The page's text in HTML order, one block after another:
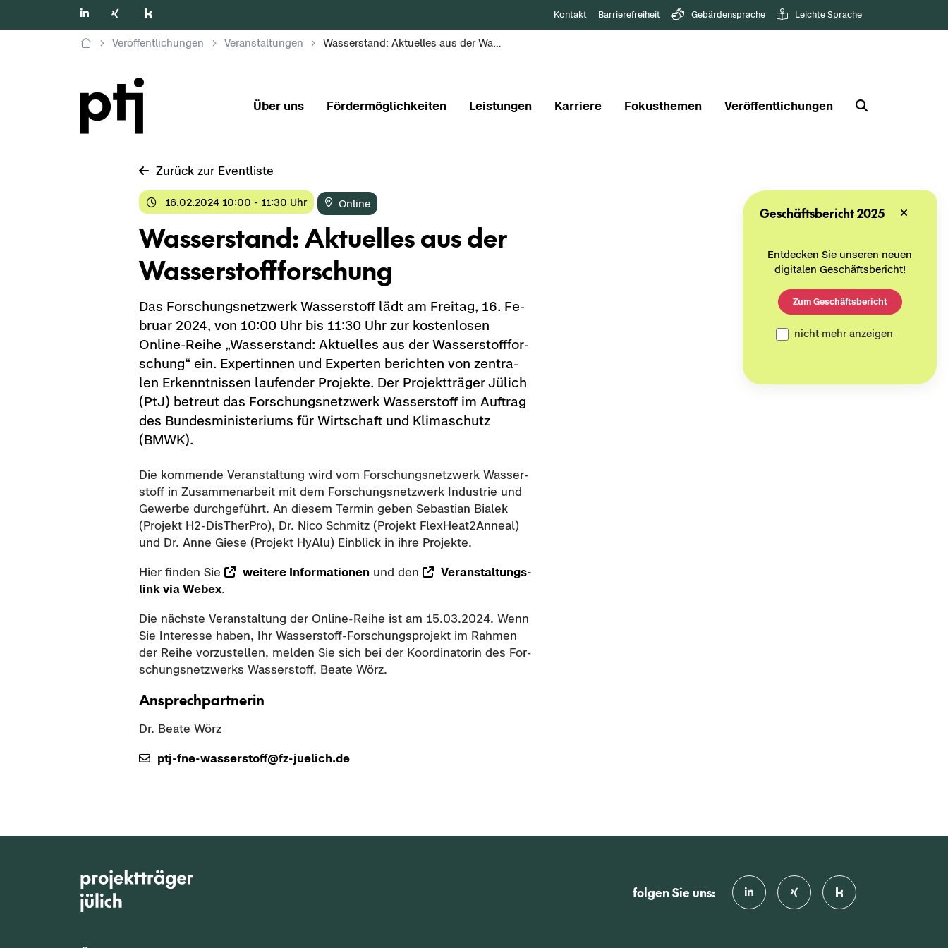
Kontakt Barrierefreiheit Gebärdensprache Leichte Sprache
Veröffentlichungen Veranstaltungen Wasserstand: Aktuelles aus der Wasserstoffforschung
Über uns Fördermöglichkeiten Leistungen Karriere Fokusthemen Veröffentlichungen
Zu­rück zur Event­lis­te
16.02.2024 10:00 - 11:30 Uhr On­line
Was­ser­stand: Ak­tu­el­les aus der
Was­ser­stoff­for­schung
Das For­schungs­netz­werk Was­ser­stoff lädt am Frei­tag, 16. Fe­
bru­ar 2024, von 10:00 Uhr bis 11:30 Uhr zur kos­ten­lo­sen
Online-​Reihe „Was­ser­stand: Ak­tu­el­les aus der Was­ser­stoff­for­
schung“ ein. Ex­per­tin­nen und Ex­per­ten be­rich­ten von zen­tra­
len Er­kennt­nis­sen lau­fen­der Pro­jek­te. Der Pro­jekt­trä­ger Jü­lich
(PtJ) be­treut das For­schungs­netz­werk Was­ser­stoff im Auf­trag
des Bun­des­mi­nis­te­ri­ums für Wirt­schaft und Kli­ma­schutz
(BMWK).
Die kom­men­de Ver­an­stal­tung wird vom For­schungs­netz­werk Was­ser­
stoff in Zu­sam­men­ar­beit mit dem For­schungs­netz­werk In­dus­trie und
Ge­wer­be durch­ge­führt. An die­sem Ter­min geben Se­bas­ti­an Bia­lek
(Pro­jekt H2-​DisTherPro), Dr. Nico Schmitz (Pro­jekt FlexHeat2Anneal)
und Dr. Anne Giese (Pro­jekt HyAlu) Ein­blick in ihre Pro­jek­te.
Hier fin­den Sie wei­te­re In­for­ma­tio­nen und den
Ver­an­stal­tungs­
link via Webex.
Die nächs­te Ver­an­stal­tung der Online-​Reihe ist am 15.03.2024. Wenn
Sie In­ter­es­se haben, Ihr Wasserstoff-​Forschungsprojekt im Rah­men
der Reihe vor­zu­stel­len, mel­den Sie sich bei der Ko­or­di­na­to­rin des For­
schungs­netz­werks Was­ser­stoff, Beate Wörz.
An­sprech­part­ne­rin
Dr. Beate Wörz
ptj-​fne-wasserstoff@fz-​juelich.de
folgen Sie uns:
Geschäftsbericht 2025
Entdecken Sie unseren neuen
digitalen Geschäftsbericht!
Zum Geschäftsbericht
nicht mehr anzeigen